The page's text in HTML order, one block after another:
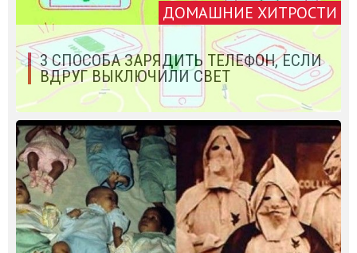
ДОМАШНИЕ ХИТРОСТИ
3 СПОСОБА ЗАРЯДИТЬ ТЕЛЕФОН, ЕСЛИ
ВДРУГ ВЫКЛЮЧИЛИ СВЕТ